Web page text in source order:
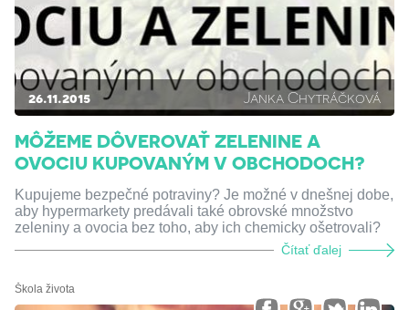
26.11.2015 Janka Chytráčková
MÔŽEME DÔVEROVAŤ ZELENINE A
OVOCIU KUPOVANÝM V OBCHODOCH?
Kupujeme bezpečné potraviny? Je možné v dnešnej dobe,
aby hypermarkety predávali také obrovské množstvo
zeleniny a ovocia bez toho, aby ich chemicky ošetrovali?
Čítať ďalej
Škola života